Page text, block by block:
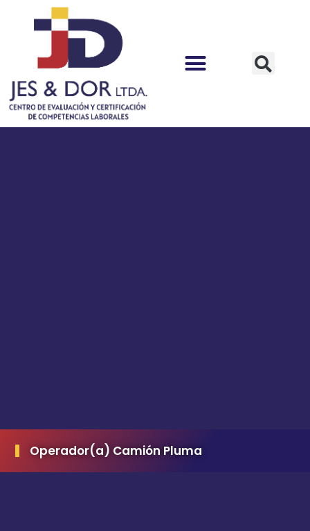
Operador(a) Camión Pluma